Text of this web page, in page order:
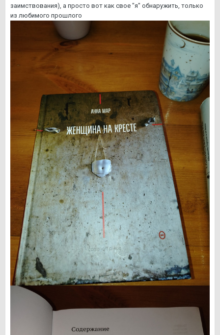
заимствования), а просто вот как свое "я" обнаружить, только
из любимого прошлого